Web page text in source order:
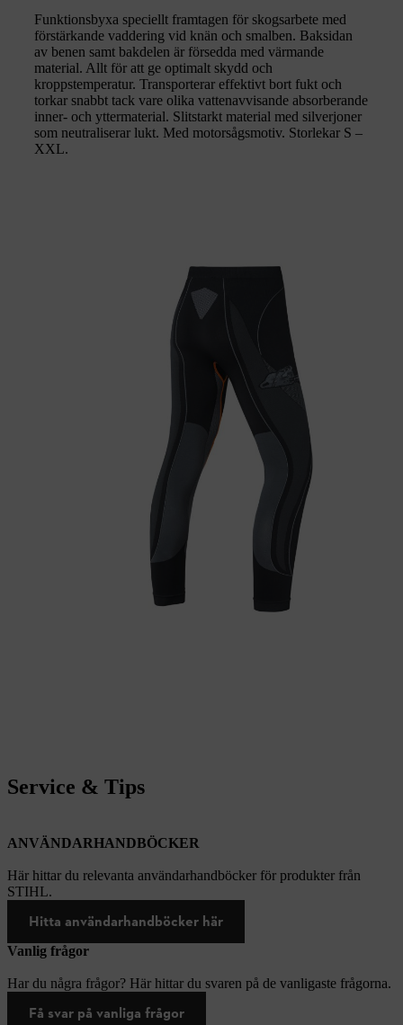
Funktionsbyxa speciellt framtagen för skogsarbete med
förstärkande vaddering vid knän och smalben. Baksidan
av benen samt bakdelen är försedda med värmande
material. Allt för att ge optimalt skydd och
kroppstemperatur. Transporterar effektivt bort fukt och
torkar snabbt tack vare olika vattenavvisande absorberande
inner- och yttermaterial. Slitstarkt material med silverjoner
som neutraliserar lukt. Med motorsågsmotiv. Storlekar S –
XXL.
Service & Tips
ANVÄNDARHANDBÖCKER
Här hittar du relevanta användarhandböcker för produkter från
STIHL.
Hitta användarhandböcker här
Vanlig frågor
Har du några frågor? Här hittar du svaren på de vanligaste frågorna.
Få svar på vanliga frågor